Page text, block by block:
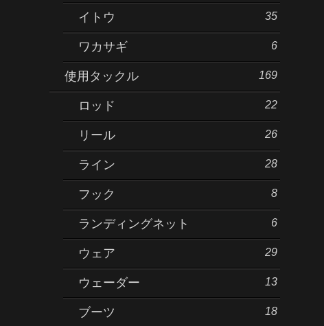
イトウ 35
ワカサギ 6
使用タックル 169
ロッド 22
リール 26
ライン 28
フック 8
ランディングネット 6
ウェア 29
ウェーダー 13
ブーツ 18